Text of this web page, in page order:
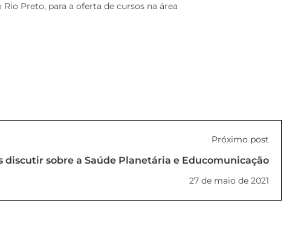
Preto, para a oferta de cursos na área
Próximo post
discutir sobre a Saúde Planetária e Educomunicação
27 de maio de 2021